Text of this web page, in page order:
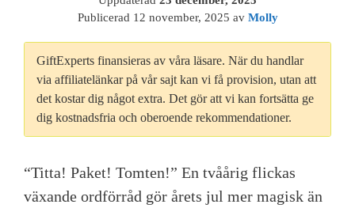
Publicerad 12 november, 2025 av Molly
GiftExperts finansieras av våra läsare. När du handlar
via affiliatelänkar på vår sajt kan vi få provision, utan att
det kostar dig något extra. Det gör att vi kan fortsätta ge
dig kostnadsfria och oberoende rekommendationer.
“Titta! Paket! Tomten!” En tvåårig flickas
växande ordförråd gör årets jul mer magisk än